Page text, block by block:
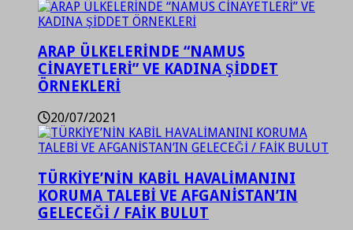
ARAP ÜLKELERİNDE “NAMUS
CİNAYETLERİ” VE KADINA ŞİDDET
ÖRNEKLERİ
20/07/2021
TÜRKİYE’NİN KABİL HAVALİMANINI
KORUMA TALEBİ VE AFGANİSTAN’IN
GELECEĞİ / FAİK BULUT